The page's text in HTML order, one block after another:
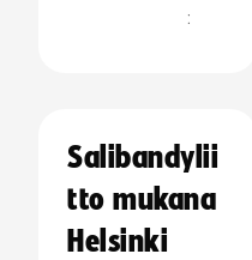
:
Salibandylii
tto mukana
Helsinki